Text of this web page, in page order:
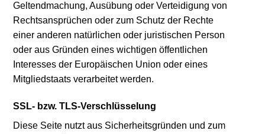
Geltendmachung, Ausübung oder Verteidigung von
Rechtsansprüchen oder zum Schutz der Rechte
einer anderen natürlichen oder juristischen Person
oder aus Gründen eines wichtigen öffentlichen
Interesses der Europäischen Union oder eines
Mitgliedstaats verarbeitet werden.
SSL- bzw. TLS-Verschlüsselung
Diese Seite nutzt aus Sicherheitsgründen und zum